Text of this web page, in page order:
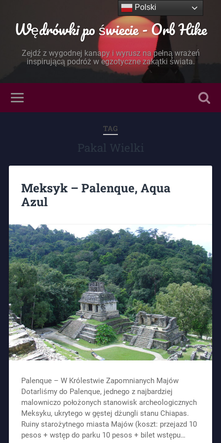
Wędrówki po świecie - Orb Hike
Zejdź z wygodnej kanapy i wyrusz na pełną wrażeń
inspirującą podróż w egzotyczne zakątki świata.
TAG
Pakal Wielki
Meksyk – Palenque, Aqua
Azul
Palenque – W Królestwie Zapomnianych Majów
Dotarliśmy do Palenque, jednego z najbardziej
malowniczo położonych stanowisk archeologicznych
Meksyku, ukrytego w gęstej dżungli stanu Chiapas.
Ruiny starożytnego miasta Majów (koszt: przejazd 10
pesos + wstęp do parku 10 pesos + bilet wstępu…
Polski